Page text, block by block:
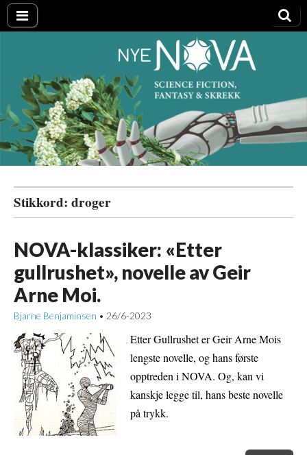
Nye NOVA
Stikkord: droger
NOVA-klassiker: «Etter
gullrushet», novelle av Geir
Arne Moi.
Bjarne Benjaminsen • 26/6-2023
Etter Gullrushet er Geir Arne Mois
lengste novelle, og hans første
opptreden i NOVA. Og, kan vi
kanskje legge til, hans beste novelle
på trykk.